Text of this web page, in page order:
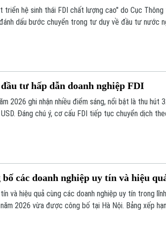
triển hệ sinh thái FDI chất lượng cao" do Cục
dấu bước chuyển trong tư duy về đầu tư nước
tư hấp dẫn doanh nghiệp FDI
2026 ghi nhận nhiều điểm sáng, nổi bật là thu hút
Đáng chú ý, cơ cấu FDI tiếp tục chuyển dịch
các doanh nghiệp uy tín và hiệu
và hiệu quả cùng các doanh nghiệp uy tín trong
2026 vừa được công bố tại Hà Nội. Bảng xếp